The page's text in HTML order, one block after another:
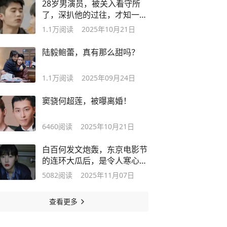
28岁男演员，被关入看守所
了，深扒他的过往，才知一切
早有预兆！
1.1万阅读 2025年10月21日
陆毅鲍蕾，真有那么甜吗？
1.1万阅读 2025年09月24日
窦骁何超莲，被曝离婚！
6460阅读 2025年10月21日
白百何发文炮轰，东京电影节
的连环大瓜后，是令人寒心的
真相
5082阅读 2025年11月07日
查看更多